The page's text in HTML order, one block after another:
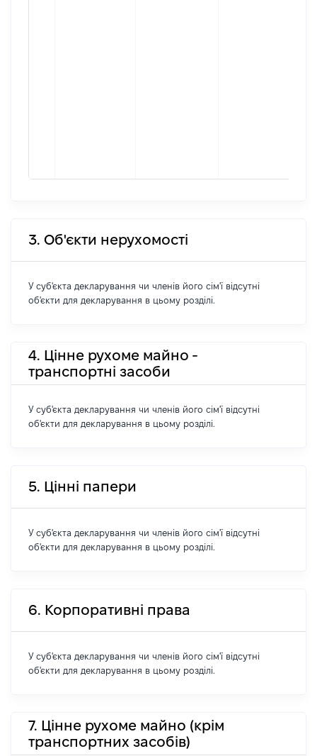
3. Об'єкти нерухомості
У суб'єкта декларування чи членів його сім'ї відсутні
об'єкти для декларування в цьому розділі.
4. Цінне рухоме майно -
транспортні засоби
У суб'єкта декларування чи членів його сім'ї відсутні
об'єкти для декларування в цьому розділі.
5. Цінні папери
У суб'єкта декларування чи членів його сім'ї відсутні
об'єкти для декларування в цьому розділі.
6. Корпоративні права
У суб'єкта декларування чи членів його сім'ї відсутні
об'єкти для декларування в цьому розділі.
7. Цінне рухоме майно (крім
транспортних засобів)